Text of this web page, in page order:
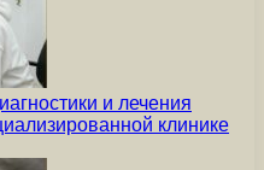
и лечения
клинике